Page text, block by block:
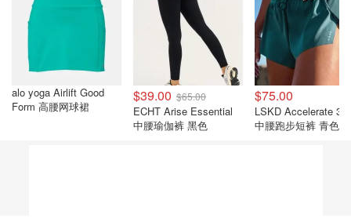
alo yoga Airlift Good
Form 高腰网球裙
$39.00 $65.00
ECHT Arise Essential
中腰瑜伽裤 黑色
$75.00
LSKD Accelerate 3
中腰跑步短裤 青色